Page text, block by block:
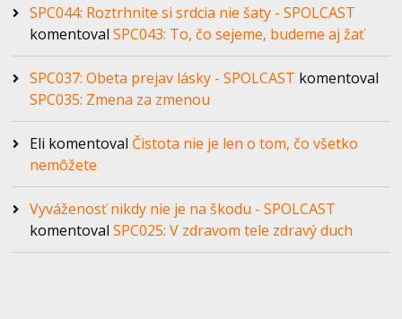
SPC044: Roztrhnite si srdcia nie šaty - SPOLCAST
komentovalSPC043: To, čo sejeme, budeme aj žať
SPC037: Obeta prejav lásky - SPOLCAST komentoval
SPC035: Zmena za zmenou
Eli komentoval Čistota nie je len o tom, čo všetko
nemôžete
Vyváženosť nikdy nie je na škodu - SPOLCAST
komentovalSPC025: V zdravom tele zdravý duch